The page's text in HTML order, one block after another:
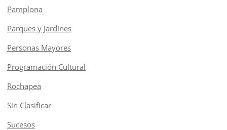
Pamplona
Parques y Jardines
Personas Mayores
Programación Cultural
Rochapea
Sin Clasificar
Sucesos